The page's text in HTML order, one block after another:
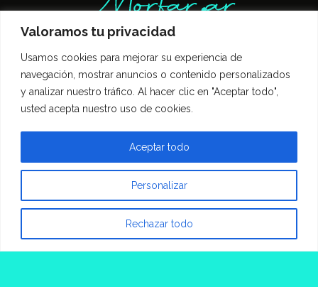
Valoramos tu privacidad
Usamos cookies para mejorar su experiencia de
navegación, mostrar anuncios o contenido personalizados
y analizar nuestro tráfico. Al hacer clic en "Aceptar todo",
usted acepta nuestro uso de cookies.
Personalizar
Rechazar todo
Aceptar todo
Inicio Entrevistas
Guía Gastronómica
Contacto